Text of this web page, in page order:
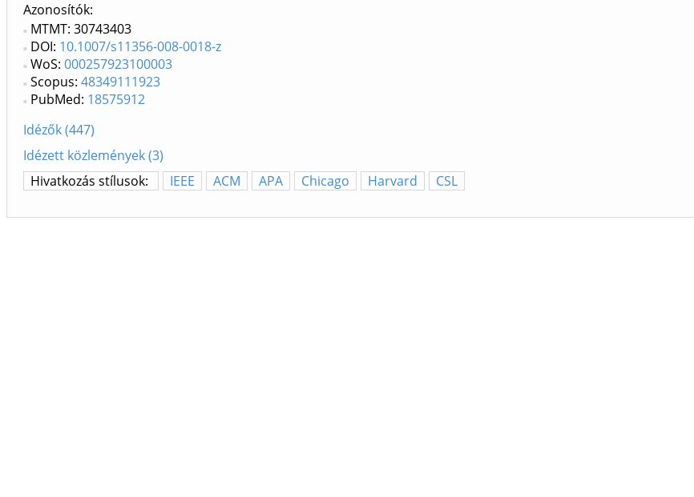
Azonosítók
MTMT: 30743403
DOI: 10.1007/s11356-008-0018-z
WoS: 000257923100003
Scopus: 48349111923
PubMed: 18575912
Idézők (447)
Idézett közlemények (3)
Hivatkozás stílusok:
IEEE ACM APA Chicago Harvard CSL